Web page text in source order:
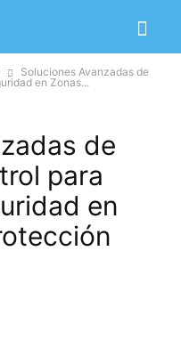
Soluciones Avanzadas de
en Zonas...
de
para
en